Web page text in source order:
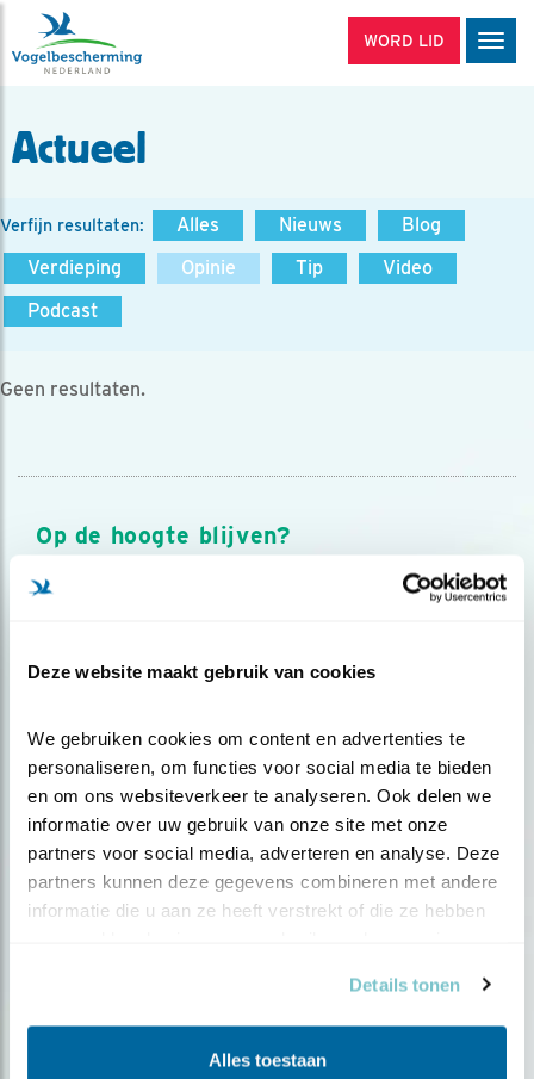
Deze website maakt gebruik van cookies
We gebruiken cookies om content en advertenties te
personaliseren, om functies voor social media te bieden
en om ons websiteverkeer te analyseren. Ook delen we
informatie over uw gebruik van onze site met onze
partners voor social media, adverteren en analyse. Deze
partners kunnen deze gegevens combineren met andere
informatie die u aan ze heeft verstrekt of die ze hebben
Details tonen
Alles toestaan
WORD LID
Actueel
Verfijn resultaten: Alles Nieuws
Blog
Verdieping
Opinie Tip
Video
Podcast
Geen resultaten.
Op de hoogte blijven?
Meld je aan en ontvang nieuws, inspiratie, acties en tips
over vogels en activiteiten van Vogelbescherming.